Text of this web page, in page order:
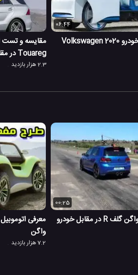
06:44
طراحی داخلی و خارجی خودرو 2020 Volkswagen
Touareg در مقابل BMW X5
2.3 هزار بازدید
00:25
مسابقه ماشین فولکس واگن گلف R در مقابل خودرو
واگن
7.2 هزار بازدید